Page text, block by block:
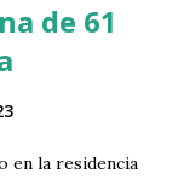
de 61
en la residencia